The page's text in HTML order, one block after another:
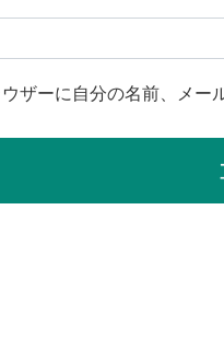
ザーに自分の名前、メー